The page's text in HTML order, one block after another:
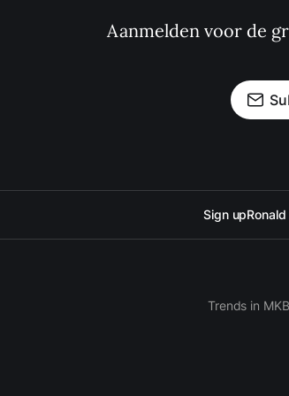
Aanmelden voor de
Sign up
Trends in